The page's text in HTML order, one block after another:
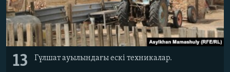
13 Гүлшат ауылындағы ескі техникалар.